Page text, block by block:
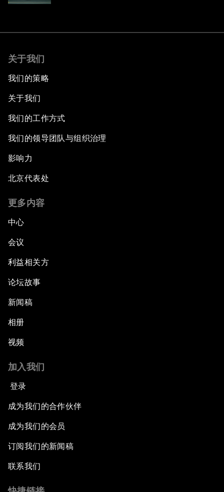
关于我们
我们的策略
关于我们
我们的工作方式
我们的领导团队与组织治理
影响力
北京代表处
更多内容
中心
会议
利益相关方
论坛故事
新闻稿
相册
视频
加入我们
登录
成为我们的合作伙伴
成为我们的会员
订阅我们的新闻稿
联系我们